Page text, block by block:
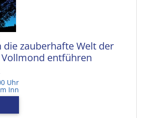
die zauberhafte Welt der
entführen
Uhr
Inn